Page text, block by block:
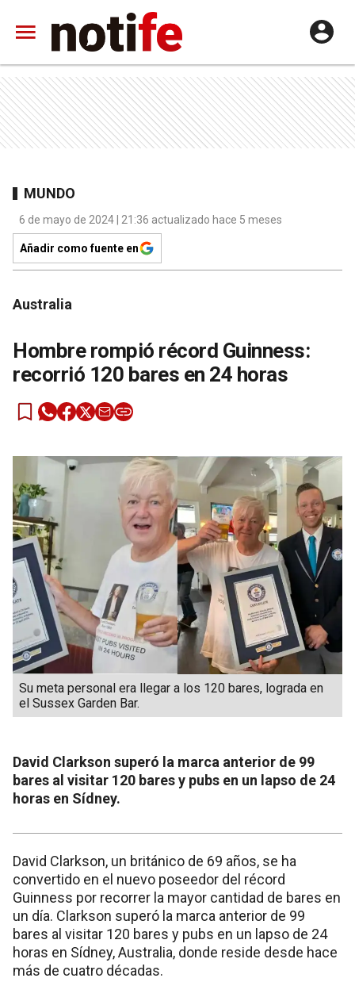
MUNDO
6 de mayo de 2024 | 21:36 actualizado hace 5 meses
Añadir como fuente en
Australia
Hombre rompió récord Guinness:
recorrió 120 bares en 24 horas
Su meta personal era llegar a los 120 bares, lograda en
el Sussex Garden Bar.
David Clarkson superó la marca anterior de 99
bares al visitar 120 bares y pubs en un lapso de 24
horas en Sídney.
David Clarkson, un británico de 69 años, se ha
convertido en el nuevo poseedor del récord
Guinness por recorrer la mayor cantidad de bares en
un día. Clarkson superó la marca anterior de 99
bares al visitar 120 bares y pubs en un lapso de 24
horas en Sídney, Australia, donde reside desde hace
más de cuatro décadas.